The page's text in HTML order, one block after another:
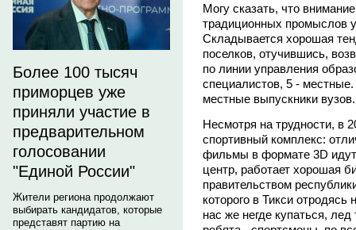
Более 100 тысяч
приморцев уже
приняли участие в
предварительном
голосовании
"Единой России"
Жители региона продолжают
выбирать кандидатов, которые
представят партию на
Могу сказать, что
традиционных промыслов
Складывается хорошая
поселков, отучившись,
по линии управления
специалистов, 5 -
местные выпускники вузов.
Несмотря на трудности, в
спортивный комплекс:
фильмы в формате 3D
центр, работает хорошая
правительством
которого в Тикси
нас же негде купаться,